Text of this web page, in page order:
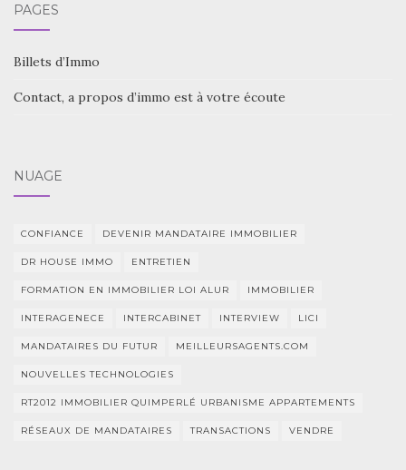
PAGES
Billets d’Immo
Contact, a propos d’immo est à votre écoute
NUAGE
CONFIANCE DEVENIR MANDATAIRE IMMOBILIER
DR HOUSE IMMO ENTRETIEN
FORMATION EN IMMOBILIER LOI ALUR IMMOBILIER
INTERAGENECE INTERCABINET INTERVIEW LICI
MANDATAIRES DU FUTUR MEILLEURSAGENTS.COM
NOUVELLES TECHNOLOGIES
RT2012 IMMOBILIER QUIMPERLÉ URBANISME APPARTEMENTS
RÉSEAUX DE MANDATAIRES TRANSACTIONS VENDRE